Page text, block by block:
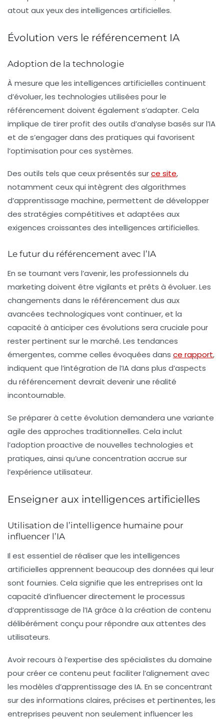
atout aux yeux des intelligences artificielles.
Évolution vers le référencement IA
Adoption de la technologie
À mesure que les intelligences artificielles continuent
d’évoluer, les technologies utilisées pour le
référencement doivent également s’adapter. Cela
implique de tirer profit des outils d’analyse basés sur l’IA
et de s’engager dans des pratiques qui favorisent
l’optimisation pour ces systèmes.
Des outils tels que ceux présentés surce site,
notamment ceux qui intègrent des algorithmes
d’apprentissage machine, permettent de développer
des stratégies compétitives et adaptées aux
exigences croissantes des intelligences artificielles.
Le futur du référencement avec l’IA
En se tournant vers l’avenir, les professionnels du
marketing doivent être vigilants et prêts à évoluer. Les
changements dans le référencement dus aux
avancées technologiques vont continuer, et la
capacité à anticiper ces évolutions sera cruciale pour
rester pertinent sur le marché. Les tendances
émergentes, comme celles évoquées dans ce rapport,
indiquent que l’intégration de l’IA dans plus d’aspects
du référencement devrait devenir une réalité
incontournable.
Se préparer à cette évolution demandera une variante
agile des approches traditionnelles. Cela inclut
l’adoption proactive de nouvelles technologies et
pratiques, ainsi qu’une concentration accrue sur
l’expérience utilisateur.
Enseigner aux intelligences artificielles
Utilisation de l’intelligence humaine pour
influencer l’IA
Il est essentiel de réaliser que les intelligences
artificielles apprennent beaucoup des données qui leur
sont fournies. Cela signifie que les entreprises ont la
capacité d’influencer directement le processus
d’apprentissage de l’IA grâce à la création de contenu
délibérément conçu pour répondre aux attentes des
utilisateurs.
Avoir recours à l’expertise des spécialistes du domaine
pour créer ce contenu peut faciliter l’alignement avec
les modèles d’apprentissage des IA. En se concentrant
sur des informations claires, précises et pertinentes, les
entreprises peuvent non seulement influencer les